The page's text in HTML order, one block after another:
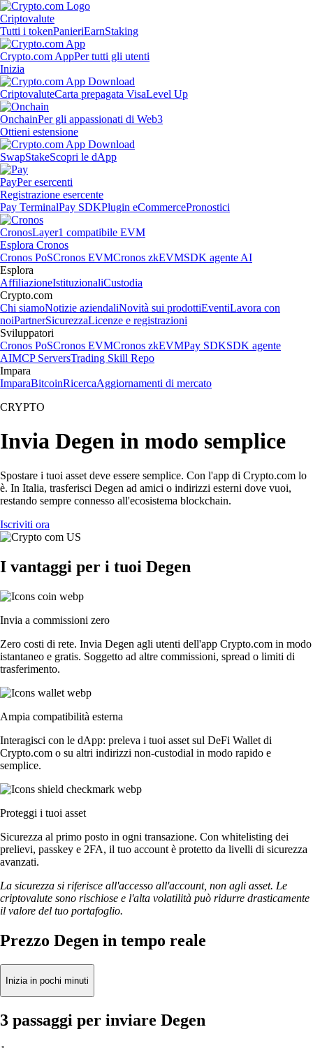
Criptovalute
Tutti i tokenPanieriEarnStaking
Crypto.com AppPer tutti gli utenti
Inizia
CriptovaluteCarta prepagata VisaLevel Up
OnchainPer gli appassionati di Web3
Ottieni estensione
SwapStakeScopri le dApp
PayPer esercenti
Registrazione esercente
Pay TerminalPay SDKPlugin eCommercePronostici
CronosLayer1 compatibile EVM
Esplora Cronos
Cronos PoSCronos EVMCronos zkEVMSDK agente AI
Esplora
AffiliazioneIstituzionaliCustodia
Crypto.com
Chi siamoNotizie aziendaliNovità sui prodottiEventiLavora con
noiPartnerSicurezzaLicenze e registrazioni
Sviluppatori
Cronos PoSCronos EVMCronos zkEVMPay SDKSDK agente
AIMCP ServersTrading Skill Repo
Impara
ImparaBitcoinRicercaAggiornamenti di mercato
CRYPTO
Invia Degen in modo semplice
Spostare i tuoi asset deve essere semplice. Con l'app di Crypto.com lo
è. In Italia, trasferisci Degen ad amici o indirizzi esterni dove vuoi,
restando sempre connesso all'ecosistema blockchain.
Iscriviti ora
I vantaggi per i tuoi Degen
Invia a commissioni zero
Zero costi di rete. Invia Degen agli utenti dell'app Crypto.com in modo
istantaneo e gratis. Soggetto ad altre commissioni, spread o limiti di
trasferimento.
Ampia compatibilità esterna
Interagisci con le dApp: preleva i tuoi asset sul DeFi Wallet di
Crypto.com o su altri indirizzi non-custodial in modo rapido e
semplice.
Proteggi i tuoi asset
Sicurezza al primo posto in ogni transazione. Con whitelisting dei
prelievi, passkey e 2FA, il tuo account è protetto da livelli di sicurezza
avanzati.
La sicurezza si riferisce all'accesso all'account, non agli asset. Le
criptovalute sono rischiose e l'alta volatilità può ridurre drasticamente
il valore del tuo portafoglio.
Prezzo Degen in tempo reale
Inizia in pochi minuti
3 passaggi per inviare Degen